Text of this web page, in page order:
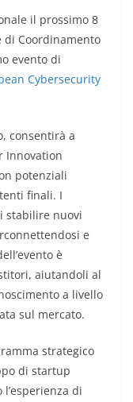
il prossimo 8
di Coordinamento
evento di
Cybersecurity
consentirà a
Innovation
potenziali
finali. I
stabilire nuovi
e
è
aiutandoli al
a livello
sul mercato.
strategico
di startup
di